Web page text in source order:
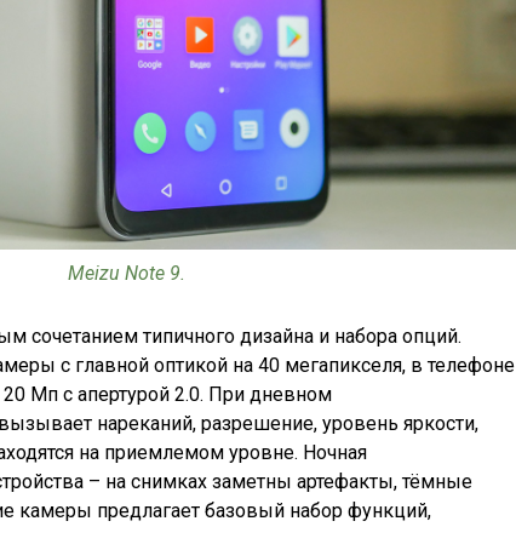
Meizu Note 9.
сочетанием типичного дизайна и набора опций.
с главной оптикой на 40 мегапикселя, в телефоне
20 Мп с апертурой 2.0. При дневном
нареканий, разрешение, уровень яркости,
на приемлемом уровне. Ночная
– на снимках заметны артефакты, тёмные
камеры предлагает базовый набор функций,